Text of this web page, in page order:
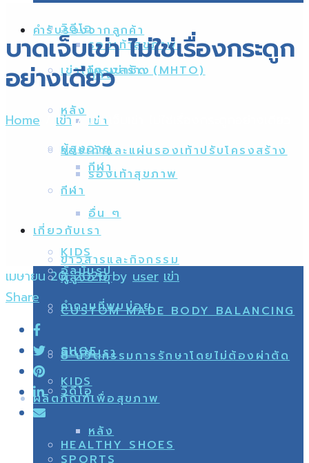
วิดีโอ
หลัง
เข่า
กีฬา
อื่น ๆ
ข่าวสารและกิจกรรม
คำถามที่พบบ่อย
ติดต่อเรา
ผลิตภัณฑ์เพื่อสุขภาพ
HEALTHY SHOES
รองเท้าสุขภาพ
ผู้สูงอายุ
KIDS
8 นวัตกรรมการรักษาโดยไม่ต้องผ่าตัด
SPORTS
โครงสร้าง
รองเท้าสุขภาพ
ผู้สูงอายุ
KIDS
คำรับรองจากลูกค้า
เข่าโก่ง เข่าชิด (MHTO)
หลัง
รองเท้าและแผ่นรองเท้าปรับโครงสร้าง
กีฬา
เกี่ยวกับเรา
อัลบั้มรูป
CUSTOM MADE BODY BALANCING
SHOE
วิดีโอ
หลัง
บาดเจ็บเข่า ไม่ใช่เรื่องกระดูก
อย่างเดียว
Home / เข่า /บาดเจ็บเข่า ไม่ใช่เรื่องกระดูกอย่างเดียว
เมษายน 20, 2020 by user เข่า
Share